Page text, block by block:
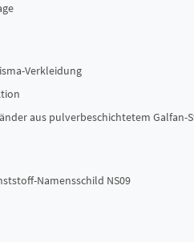
Verkleidung
aus pulverbeschichtetem Galfan-
Namensschild NS09